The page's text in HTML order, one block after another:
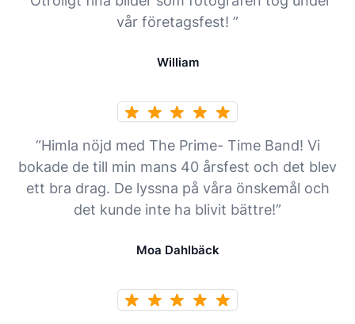
vår företagsfest! ”
William
“Himla nöjd med The Prime- Time Band! Vi
bokade de till min mans 40 årsfest och det blev
ett bra drag. De lyssna på våra önskemål och
det kunde inte ha blivit bättre!”
Moa Dahlbäck